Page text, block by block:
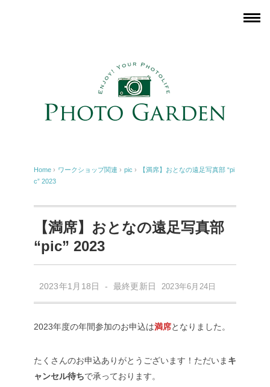
Home › ワークショップ関連 › pic ›
【満席】おとなの遠足写真部 “pi
c” 2023
【満席】おとなの遠足写真部
“pic” 2023
2023年1月18日 - 最終更新日 2023年6月24日
2023年度の年間参加のお申込は満席となりました。
たくさんのお申込ありがとうございます！ただいま キ
ャンセル待ちで承っております。